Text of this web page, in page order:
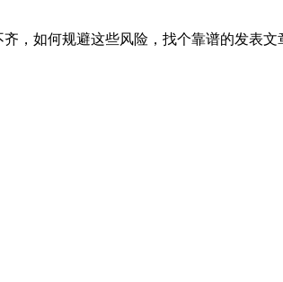
，如何规避这些风险，找个靠谱的发表